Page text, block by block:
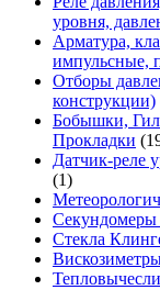
уровня,
Арматура,
импульсные,
Отборы
конструкции)
Бобышки,
Прокладки
Датчик-реле
11
товар
Секундомеры
Стекла